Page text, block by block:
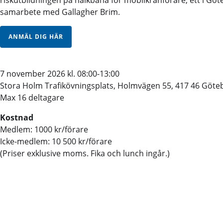
samarbete med Gallagher Brim.
ANMÄL DIG HÄR
7 november 2026 kl. 08:00-13:00
Stora Holm Trafikövningsplats, Holmvägen 55, 417 46
Max 16 deltagare
Kostnad
Medlem: 1000 kr/förare
Icke-medlem: 10 500 kr/förare
(Priser exklusive moms. Fika och lunch ingår.)